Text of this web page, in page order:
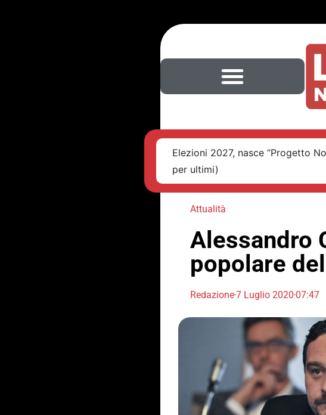
Elezioni 2027, nasce “Progetto
per ultimi)
Attualità
Alessandro
popolare
Redazione7 Luglio 202007:47